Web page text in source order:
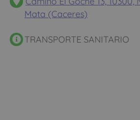
Mata (Caceres)
TRANSPORTE SANITARIO